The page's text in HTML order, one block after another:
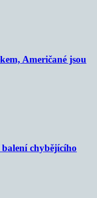
Američané jsou
chybějícího